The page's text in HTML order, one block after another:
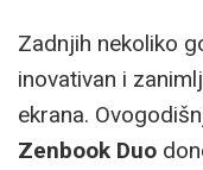
Zadnjih nekoliko
inovativan i
ekrana.
Zenbook Duo